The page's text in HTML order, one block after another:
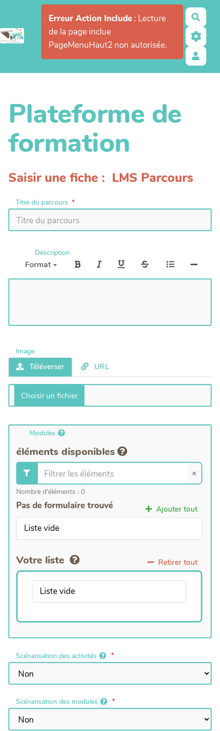
Erreur Action Include: Lecture
de la page inclue
PageMenuHaut2 non autorisée.
Plateforme de
formation
Saisir une fiche : LMS Parcours
Titre du parcours
Description
Format
Image
Téléverser URL
Modules
éléments disponibles
×
Nombre d'éléments : 0
Pas de formulaire trouvé Ajouter tout
Liste vide
Votre liste Retirer tout
Liste vide
Scénarisation des activités
Scénarisation des modules